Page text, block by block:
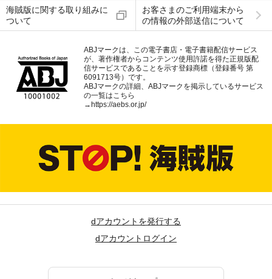
海賊版に関する取り組みに
ついて
お客さまのご利用端末から
の情報の外部送信について
ABJマークは、この電子書店・電子書籍配信サービス
が、著作権者からコンテンツ使用許諾を得た正規版配
信サービスであることを示す登録商標（登録番号 第
6091713号）です。
ABJマークの詳細、ABJマークを掲示しているサービス
の一覧はこちら
→ https://aebs.or.jp/
dアカウントを発行する
dアカウントログイン